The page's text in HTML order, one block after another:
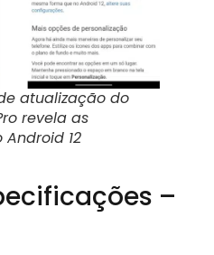
atualização do
revela as
12
–